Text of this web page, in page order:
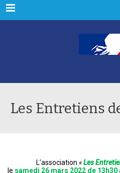
Rubriques
Les Entretiens
L’association «Les
le samedi 26 mars 2022 de 13h30